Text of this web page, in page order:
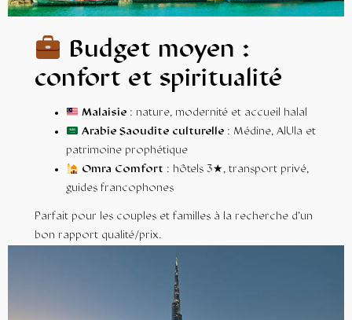
Budget moyen :
confort et spiritualité
Malaisie : nature, modernité et accueil halal
Arabie Saoudite culturelle : Médine, AlUla et
patrimoine prophétique
Omra Comfort : hôtels 3★, transport privé,
guides francophones
Parfait pour les couples et familles à la recherche d’un
bon rapport qualité/prix.